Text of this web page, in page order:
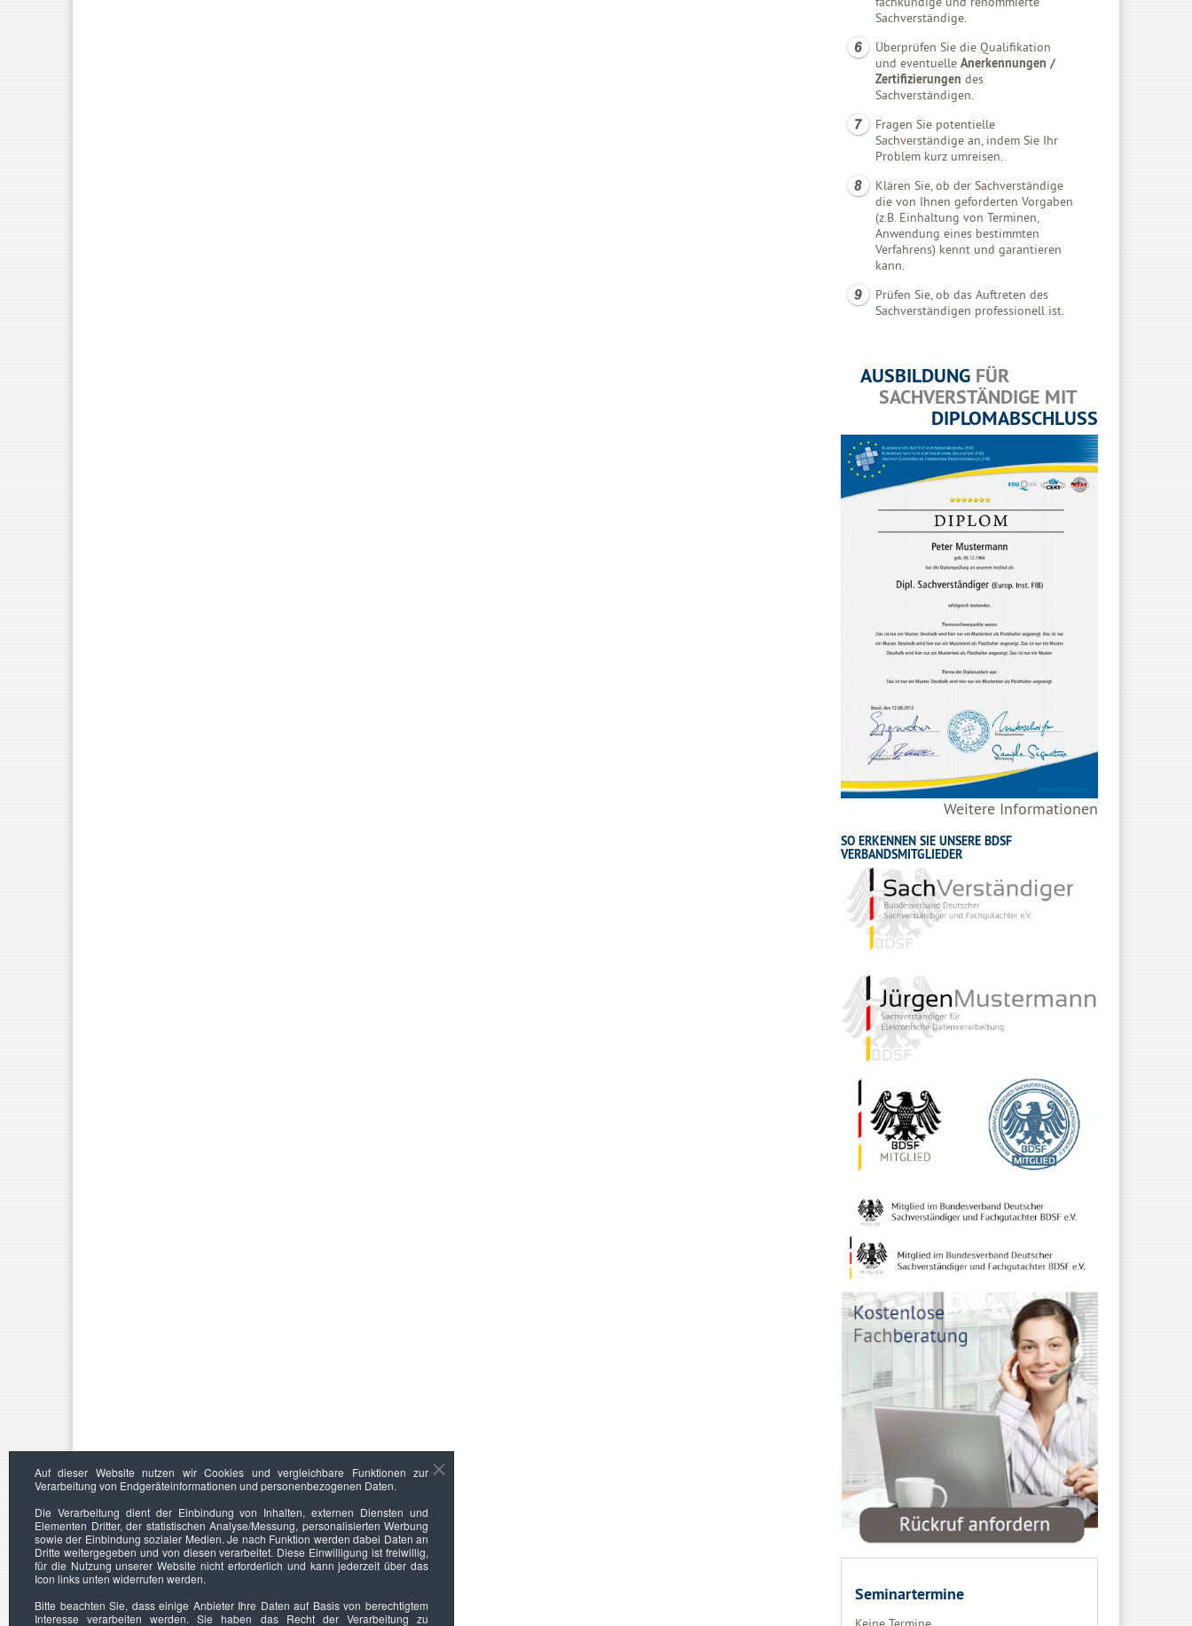
Sachverständige.
Überprüfen Sie die Qualifikation
und eventuelle Anerkennungen /
Zertifizierungen des
Sachverständigen.
Fragen Sie potentielle
Sachverständige an, indem Sie Ihr
Problem kurz umreisen.
Klären Sie, ob der Sachverständige
die von Ihnen geforderten Vorgaben
(z.B. Einhaltung von Terminen,
Anwendung eines bestimmten
Verfahrens) kennt und garantieren
kann.
Prüfen Sie, ob das Auftreten des
Sachverständigen professionell ist.
AUSBILDUNG FÜR
SACHVERSTÄNDIGE MIT
DIPLOMABSCHLUSS
Weitere Informationen
SO ERKENNEN SIE UNSERE BDSF
VERBANDSMITGLIEDER
Seminartermine
Auf dieser Website nutzen wir Cookies und vergleichbare Funktionen zur
Verarbeitung von Endgeräteinformationen und personenbezogenen Daten.
Die Verarbeitung dient der Einbindung von Inhalten, externen Diensten und
Elementen Dritter, der statistischen Analyse/Messung, personalisierten Werbung
sowie der Einbindung sozialer Medien. Je nach Funktion werden dabei Daten an
Dritte weitergegeben und von diesen verarbeitet. Diese Einwilligung ist freiwillig,
für die Nutzung unserer Website nicht erforderlich und kann jederzeit über das
Icon links unten widerrufen werden.
Bitte beachten Sie, dass einige Anbieter Ihre Daten auf Basis von berechtigtem
Interesse verarbeiten werden. Sie haben das Recht der Verarbeitung zu